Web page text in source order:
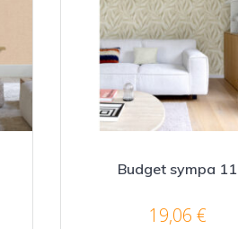
Budget sympa 11
19,06 €